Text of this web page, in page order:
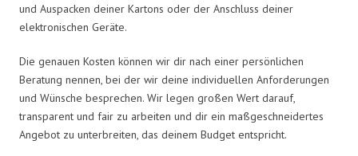
und Auspacken deiner Kartons oder der Anschluss deiner
elektronischen Geräte.
Die genauen Kosten können wir dir nach einer persönlichen
Beratung nennen, bei der wir deine individuellen Anforderungen
und Wünsche besprechen. Wir legen großen Wert darauf,
transparent und fair zu arbeiten und dir ein maßgeschneidertes
Angebot zu unterbreiten, das deinem Budget entspricht.